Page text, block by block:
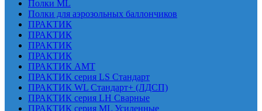
Полки ML
Полки для аэрозольных баллончиков
ПРАКТИК
ПРАКТИК
ПРАКТИК
ПРАКТИК
ПРАКТИК AMT
ПРАКТИК cерия LS Стандарт
ПРАКТИК WL Стандарт+ (ЛДСП)
ПРАКТИК серия LH Сварные
ПРАКТИК серия ML Усиленные